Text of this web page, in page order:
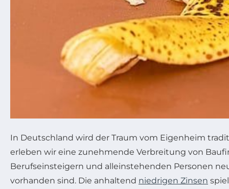
In Deutschland wird der Traum vom Eigenheim
erleben wir eine zunehmende Verbreitung von
Berufseinsteigern und alleinstehenden Personen
vorhanden sind. Die anhaltend niedrigen Zinsen